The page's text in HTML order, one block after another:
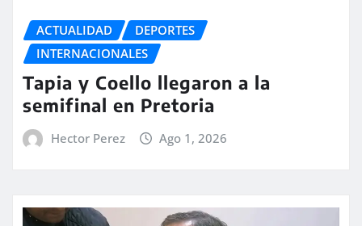
ACTUALIDAD
DEPORTES
INTERNACIONALES
Tapia y Coello llegaron a la
semifinal en Pretoria
Hector Perez Ago 1, 2026